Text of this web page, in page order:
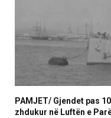
PAMJET/ Gjendet pas
zhdukur në Luftën e